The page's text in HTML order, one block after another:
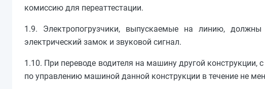
комиссию для переаттестации.
1.9. Электропогрузчики, выпускаемые на линию,
электрический замок и звуковой сигнал.
1.10. При переводе водителя на машину другой конструкции,
по управлению машиной данной конструкции в течение не